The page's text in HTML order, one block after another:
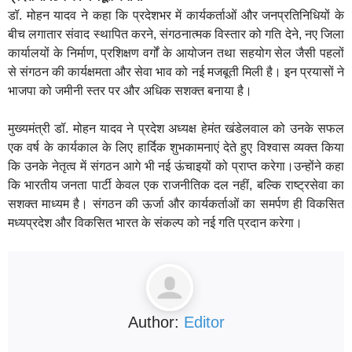
डॉ. मोहन यादव ने कहा कि प्रदेशभर में कार्यकर्ताओं और जनप्रतिनिधियों के
बीच लगातार संवाद स्थापित करने, संगठनात्मक विस्तार को गति देने, नए जिला
कार्यालयों के निर्माण, प्रशिक्षण वर्गों के आयोजन तथा सहयोग सेल जैसी पहलों
से संगठन की कार्यक्षमता और सेवा भाव को नई मजबूती मिली है। इन प्रयासों ने
भाजपा को जमीनी स्तर पर और अधिक सशक्त बनाया है।
मुख्यमंत्री डॉ. मोहन यादव ने प्रदेश अध्यक्ष हेमंत खंडेलवाल को उनके सफल
एक वर्ष के कार्यकाल के लिए हार्दिक शुभकामनाएं देते हुए विश्वास व्यक्त किया
कि उनके नेतृत्व में संगठन आगे भी नई ऊंचाइयों को प्राप्त करेगा।उन्होंने कहा
कि भारतीय जनता पार्टी केवल एक राजनीतिक दल नहीं, बल्कि राष्ट्रसेवा का
सशक्त माध्यम है। संगठन की ऊर्जा और कार्यकर्ताओं का समर्पण ही विकसित
मध्यप्रदेश और विकसित भारत के संकल्प को नई गति प्रदान करेगा।
Author: Editor